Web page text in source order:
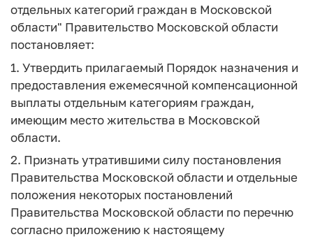
отдельных категорий граждан в Московской
области" Правительство Московской области
постановляет:
1. Утвердить прилагаемый Порядок назначения и
предоставления ежемесячной компенсационной
выплаты отдельным категориям граждан,
имеющим место жительства в Московской
области.
2. Признать утратившими силу постановления
Правительства Московской области и отдельные
положения некоторых постановлений
Правительства Московской области по перечню
согласно приложению к настоящему